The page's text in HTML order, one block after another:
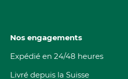
Nos engagements
Expédié en 24/48 heures
Livré depuis la Suisse